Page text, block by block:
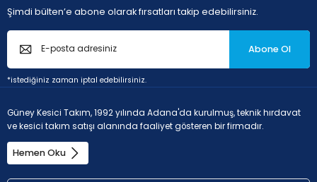
Şimdi bülten’e abone olarak fırsatları takip edebilirsiniz.
Abone Ol
*istediğiniz zaman iptal edebilirsiniz.
Güney Kesici Takım, 1992 yılında Adana'da kurulmuş, teknik hırdavat
ve kesici takım satışı alanında faaliyet gösteren bir firmadır.
Hemen Oku